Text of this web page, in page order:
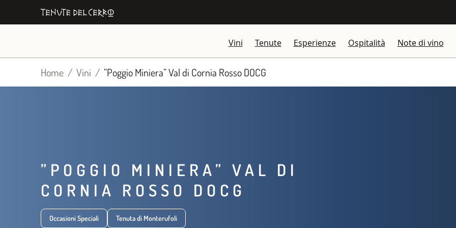
Vini
Tenute Esperienze Ospitalità Note di vino
Home Vini ​​”Poggio Miniera” Val di Cornia Rosso DOCG
​​”POGGIO MINIERA” VAL DI
CORNIA ROSSO DOCG
Occasioni Speciali Tenuta di Monterufoli